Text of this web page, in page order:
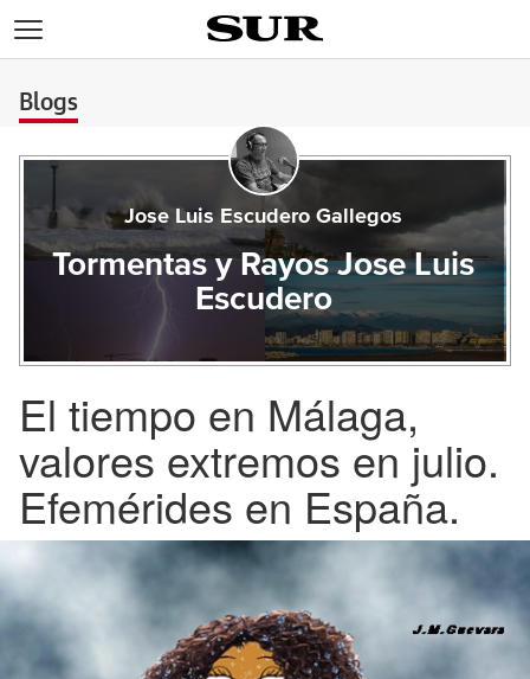
Blogs
Jose Luis Escudero Gallegos
Tormentas y Rayos Jose Luis
Escudero
El tiempo en Málaga,
valores extremos en julio.
Efemérides en España.